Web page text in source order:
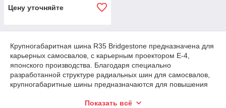
Цену уточняйте
Крупногабаритная шина R35 Bridgestone предназначена для
карьерных самосвалов, с карьерным проектором Е-4,
японского производства. Благодаря специально
разработанной структуре радиальных шин для самосвалов,
крупногабаритные шины предназначаются для повышения
прочностью и дополнительной защитой боковой поверхности
Показать всё